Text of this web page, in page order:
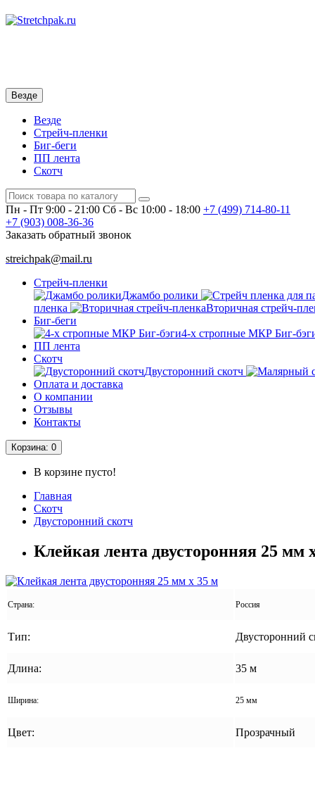
Везде
Везде
Стрейч-пленки
Биг-беги
ПП лента
Скотч
Пн - Пт 9:00 - 21:00 Сб - Вс 10:00 - 18:00 +7 (499) 714-80-11
+7 (903) 008-36-36
Заказать обратный звонок
streichpak@mail.ru
Стрейч-пленки
Джамбо ролики
пленка
Вторичная стрейч-
Биг-беги
4-х стропные МКР Биг-
ПП лента
Скотч
Двусторонний скотч
Оплата и доставка
О компании
Отзывы
Контакты
Корзина: 0
В корзине пусто!
Главная
Скотч
Двусторонний скотч
Клейкая лента двусторонняя 25 мм
Страна: Россия
Тип: Двусторонний
Длина: 35 м
Ширина: 25 мм
Цвет: Прозрачный